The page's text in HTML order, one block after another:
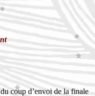
coup d’envoi de la finale